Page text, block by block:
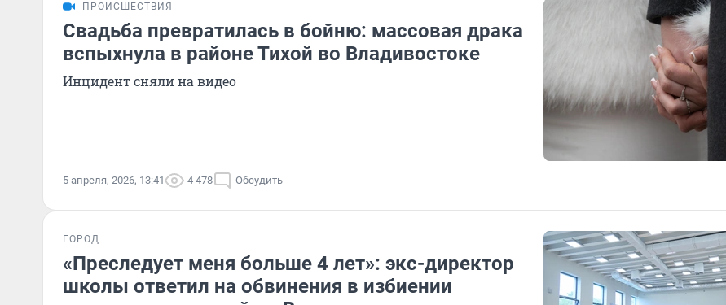
ПРОИСШЕСТВИЯ
Свадьба превратилась в бойню: массовая драка
вспыхнула в районе Тихой во Владивостоке
Инцидент сняли на видео
5 апреля, 2026, 13:41 4 478 Обсудить
ГОРОД
«Преследует меня больше 4 лет»: экс-директор
школы ответил на обвинения в избиении